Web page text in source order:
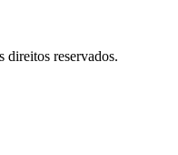
reservados.